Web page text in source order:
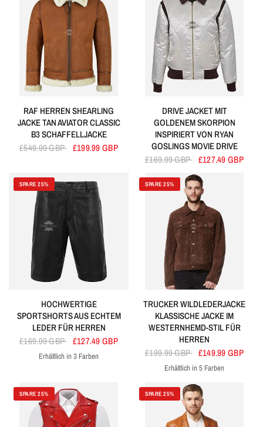
RAF HERREN SHEARLING
JACKE TAN AVIATOR CLASSIC
B3 SCHAFFELLJACKE
£549.99 GBP £199.99 GBP
DRIVE JACKET MIT
GOLDENEM SKORPION
INSPIRIERT VON RYAN
GOSLINGS MOVIE DRIVE
£169.99 GBP £127.49 GBP
SPARE 25%
HOCHWERTIGE
SPORTSHORTS AUS ECHTEM
LEDER FÜR HERREN
£169.99 GBP £127.49 GBP
BlackRedNavy
Erhältlich in 3 Farben
SPARE 25%
TRUCKER WILDLEDERJACKE
KLASSISCHE JACKE IM
WESTERNHEMD-STIL FÜR
HERREN
£199.99 GBP £149.99 GBP
BraunGrünKirsche
BlauSchwarz
Erhältlich in 5 Farben
SPARE 25% SPARE 25%